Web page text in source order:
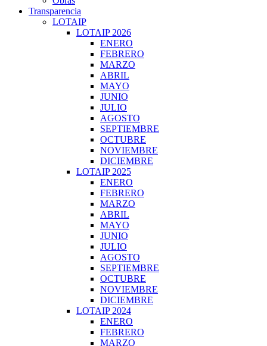
Transparencia
LOTAIP
LOTAIP 2026
ENERO
FEBRERO
MARZO
ABRIL
MAYO
JUNIO
JULIO
AGOSTO
SEPTIEMBRE
OCTUBRE
NOVIEMBRE
DICIEMBRE
LOTAIP 2025
ENERO
FEBRERO
MARZO
ABRIL
MAYO
JUNIO
JULIO
AGOSTO
SEPTIEMBRE
OCTUBRE
NOVIEMBRE
DICIEMBRE
LOTAIP 2024
ENERO
FEBRERO
MARZO